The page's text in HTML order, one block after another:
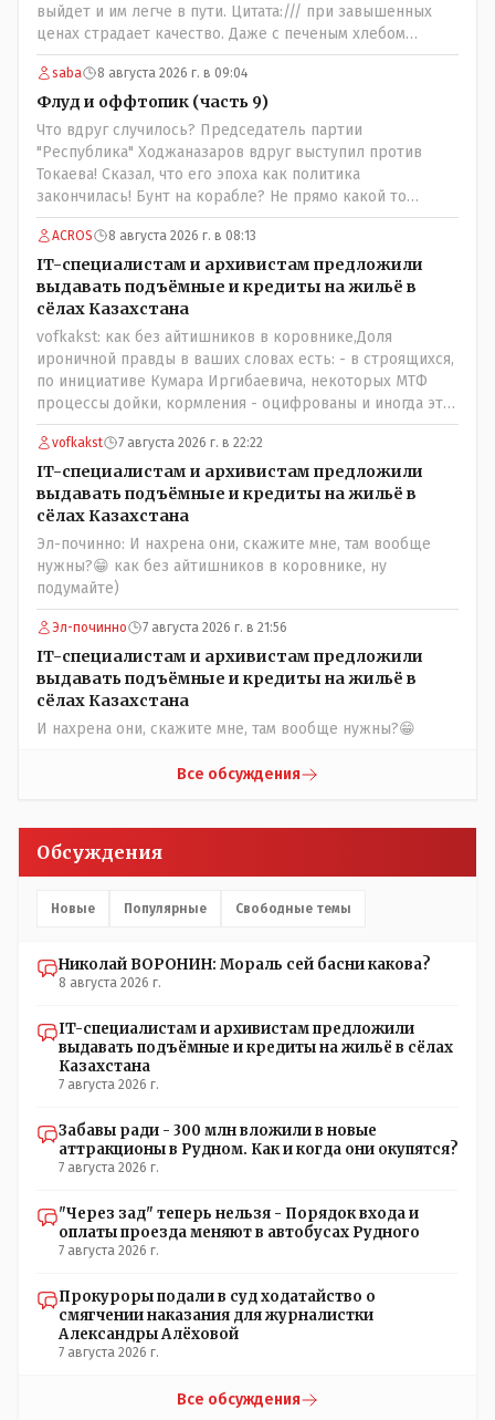
выйдет и им легче в пути. Цитата:/// при завышенных
ценах страдает качество. Даже с печеным хлебом
проблема. // На вкус и цвет........., по мне : - наша молочка
значительно вкуснее чем руссская и белоруская, а хлеб
покупайте формовой, бюджетный- он значительно
вкусней остальных, но самый вкусный хлеб в совхозных
пекарнях; мясо - русское, белоруское не вкусное- наше
значительно вкусней и натуральное Цитата:///В
финансовой столице республики все дешевле./// Что
правда то правда: - там продкты и фрукты-овощи
дешевле и услуги тамады, певцов тоже и провести той
на 250-300 человек там обойдётся в разы дешевле чем в
Костанае. Цитата:///Кому доверять?/// Только себе: - за
что боролись на то и напоролись- хотели капитализм,
захотели жить в коммунизме где был принцип:
"....человек человеку- брат...."
saba 8 августа 2026 г. в 09:04
Флуд и оффтопик (часть 9)
Что вдруг случилось? Председатель партии
"Республика" Ходжаназаров вдруг выступил против
Токаева! Сказал, что его эпоха как политика
закончилась! Бунт на корабле? Не прямо какой то
правдолюб вдруг выступил! Может он инопланетянин?
Появился неизвестно откуда, отжал у бывшего
всесильного Розинова целый холдинг и теперь против
президента выступает! Вот ни капельки ему не поверю,
что он действует в интересах страны, про народ уже и
не говорю! Опять какие то закулисные игры?
ACROS 8 августа 2026 г. в 08:13
IT-специалистам и архивистам предложили
выдавать подъёмные и кредиты на жильё в
сёлах Казахстана
vofkakst: как без айтишников в коровнике,Доля
ироничной правды в ваших словах есть: - в строящихся,
по инициативе Кумара Иргибаевича, некоторых МТФ
процессы дойки, кормления - оцифрованы и иногда эти
программы дают сбой - и тогда они нужны, хотя я
насколько в курсе своей комьютерной безграмотности
- все эти вопросы можно решать и устранять эти сбои и
удалённо - лёжа на диване, в городе. Но, этих
современных и оцифрованных МТФ критично мало для
массового переезда лохматых и обкуренных молодых
ребят из города в село, да и те МТФ я по опыту
подозреваю, скоро перейдут на обслуживание с
помошью кувалды, китайского скотча, алюминевой
проволоки и русского мата. Вот где работать в селе
именно АРХИВАРИУСАМ - понятие не имею- допустим
все мои архивы по работе и по семейной жизни -
помещаются в одну дешёвую китайскую флешку
Впрочем, не надо гадать: - это замутили УМНЫЕ люди
наверняка они знают что делают.
vofkakst 7 августа 2026 г. в 22:22
IT-специалистам и архивистам предложили
выдавать подъёмные и кредиты на жильё в
сёлах Казахстана
Эл-починно: И нахрена они, скажите мне, там вообще
нужны?😁 как без айтишников в коровнике, ну
подумайте)
Эл-починно 7 августа 2026 г. в 21:56
IT-специалистам и архивистам предложили
выдавать подъёмные и кредиты на жильё в
сёлах Казахстана
И нахрена они, скажите мне, там вообще нужны?😁
Все обсуждения
Обсуждения
Новые Популярные Свободные темы
Николай ВОРОНИН: Мораль сей басни какова?
8 августа 2026 г.
IT-специалистам и архивистам предложили
выдавать подъёмные и кредиты на жильё в сёлах
Казахстана
7 августа 2026 г.
Забавы ради - 300 млн вложили в новые
аттракционы в Рудном. Как и когда они окупятся?
7 августа 2026 г.
"Через зад" теперь нельзя - Порядок входа и
оплаты проезда меняют в автобусах Рудного
7 августа 2026 г.
Прокуроры подали в суд ходатайство о
смягчении наказания для журналистки
Александры Алёховой
7 августа 2026 г.
Все обсуждения